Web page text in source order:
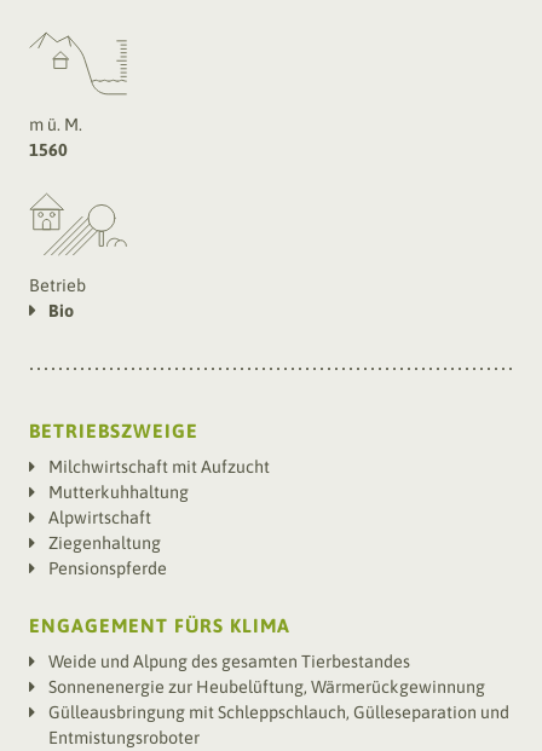
m ü. M.
1560
Betrieb
Bio
BETRIEBSZWEIGE
Milchwirtschaft mit Aufzucht
Mutterkuhhaltung
Alpwirtschaft
Ziegenhaltung
Pensionspferde
ENGAGEMENT FÜRS KLIMA
Weide und Alpung des gesamten Tierbestandes
Sonnenenergie zur Heubelüftung, Wärmerückgewinnung
Gülleausbringung mit Schleppschlauch, Gülleseparation und
Entmistungsroboter